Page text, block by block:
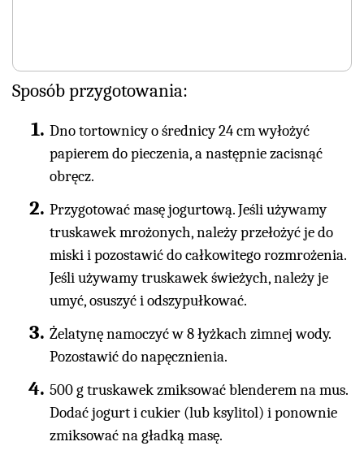
Sposób przygotowania:
Dno tortownicy o średnicy 24 cm wyłożyć
papierem do pieczenia, a następnie zacisnąć
obręcz.
Przygotować masę jogurtową. Jeśli używamy
truskawek mrożonych, należy przełożyć je do
miski i pozostawić do całkowitego rozmrożenia.
Jeśli używamy truskawek świeżych, należy je
umyć, osuszyć i odszypułkować.
Żelatynę namoczyć w 8 łyżkach zimnej wody.
Pozostawić do napęcznienia.
500 g truskawek zmiksować blenderem na mus.
Dodać jogurt i cukier (lub ksylitol) i ponownie
zmiksować na gładką masę.